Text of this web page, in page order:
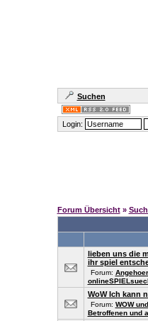
Suchen
Login:
Forum Übersicht»
lieben uns die
ihr spiel
Forum:
WoW Ich kann
Forum: WOW
Betroffenen und